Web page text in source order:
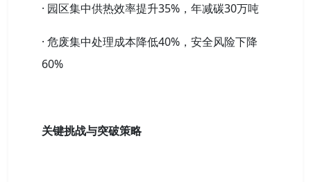
· 园区集中供热效率提升35%，年减碳30万吨
· 危废集中处理成本降低40%，安全风险下降
60%
关键挑战与突破策略